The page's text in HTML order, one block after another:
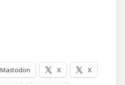
Mastodon X X